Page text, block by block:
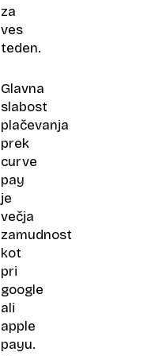
za
ves
teden.
Glavna
slabost
plačevanja
prek
curve
pay
je
večja
zamudnost
kot
pri
google
ali
apple
payu.